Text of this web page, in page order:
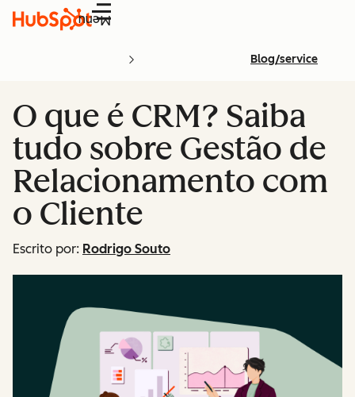
Menu
Blog/service
O que é CRM? Saiba
tudo sobre Gestão de
Relacionamento com
o Cliente
Escrito por: Rodrigo Souto